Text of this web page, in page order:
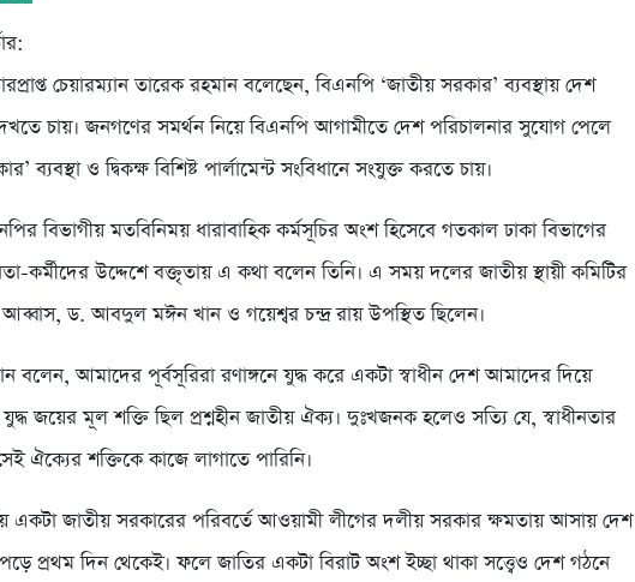
চেয়ারম্যান তারেক রহমান বলেছেন, বিএনপি ‘জাতীয় সরকার’ ব্যবস্থায় দেশ
চায়। জনগণের সমর্থন নিয়ে বিএনপি আগামীতে দেশ পরিচালনার সুযোগ পেলে
ব্যবস্থা ও দ্বিকক্ষ বিশিষ্ট পার্লামেন্ট সংবিধানে সংযুক্ত করতে চায়।
বিভাগীয় মতবিনিময় ধারাবাহিক কর্মসূচির অংশ হিসেবে গতকাল ঢাকা বিভাগের
কর্মীদের উদ্দেশে বক্তৃতায় এ কথা বলেন তিনি। এ সময় দলের জাতীয় স্থায়ী কমিটির
আব্বাস, ড. আবদুল মঈন খান ও গয়েশ্বর চন্দ্র রায় উপস্থিত ছিলেন।
বলেন, আমাদের পূর্বসূরিরা রণাঙ্গনে যুদ্ধ করে একটা স্বাধীন দেশ আমাদের দিয়ে
জয়ের মূল শক্তি ছিল প্রশ্নহীন জাতীয় ঐক্য। দুঃখজনক হলেও সত্যি যে, স্বাধীনতার
ঐক্যের শক্তিকে কাজে লাগাতে পারিনি।
একটা জাতীয় সরকারের পরিবর্তে আওয়ামী লীগের দলীয় সরকার ক্ষমতায় আসায় দেশ
প্রথম দিন থেকেই। ফলে জাতির একটা বিরাট অংশ ইচ্ছা থাকা সত্ত্বেও দেশ গঠনে